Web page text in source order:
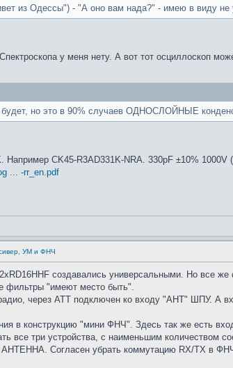
из Одессы") - "А оно вам нада?" - имею в виду
у меня нету. А вот тот осциллоскоп
будет, но это в 90% случаев ОДНОСЛОЙНЫЕ
Например CK45-R3AD331K-NRA. 330pF ±10%
... -rr_en.pdf
УМ и ФНЧ
создавались универсальными. Но все
фильтры "имеют место быть".
через АТТ подключен ко входу "АНТ" ШПУ. А
в конструкцию "мини ФНЧ". Здесь так же есть
все три устройства, с наименьшим количеством
Согласен убрать коммутацию RX/TX в